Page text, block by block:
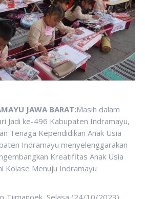
JAWA BARAT:Masih dalam
Jadi ke-496 Kabupaten Indramayu,
Tenaga Kependidikan Anak Usia
Indramayu menyelenggarakan
Kreatifitas Anak Usia
Kolase Menuju Indramayu
Tjimanoek, Selasa (24/10/2023),